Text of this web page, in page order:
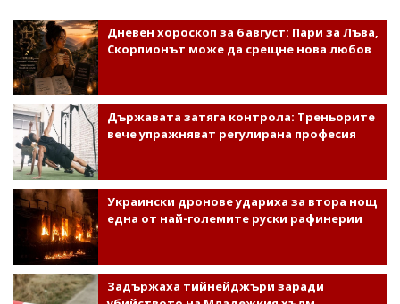
Дневен хороскоп за 6 август: Пари за Лъва,
Скорпионът може да срещне нова любов
Държавата затяга контрола: Треньорите
вече упражняват регулирана професия
Украински дронове удариха за втора нощ
една от най-големите руски рафинерии
Задържаха тийнейджъри заради